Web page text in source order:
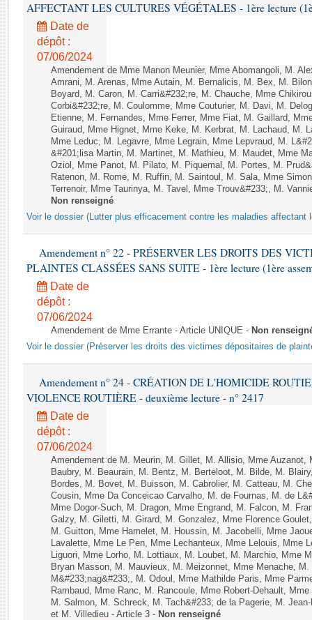
Rapports sur l'application des lois
Baromètre de l’application des lois
Budget et sécurité sociale
Questions écrites et orales
Comptes rendus des débats
AFFECTANT LES CULTURES VÉGÉTALES - 1ère lecture
Date de
dépôt :
07/06/2024
Amendement de Mme Manon Meunier, Mme Abomangoli, M.
Amrani, M. Arenas, Mme Autain, M. Bernalicis, M. Bex, M.
Boyard, M. Caron, M. Carri&#232;re, M. Chauche, Mme
Corbi&#232;re, M. Coulomme, Mme Couturier, M. Davi, M.
Etienne, M. Fernandes, Mme Ferrer, Mme Fiat, M. Gaillard,
Guiraud, Mme Hignet, Mme Keke, M. Kerbrat, M. Lachaud, M.
Mme Leduc, M. Legavre, Mme Legrain, Mme Lepvraud, M.
&#201;lisa Martin, M. Martinet, M. Mathieu, M. Maudet, Mme
Oziol, Mme Panot, M. Pilato, M. Piquemal, M. Portes, M.
Ratenon, M. Rome, M. Ruffin, M. Saintoul, M. Sala, Mme
Terrenoir, Mme Taurinya, M. Tavel, Mme Trouv&#233;, M.
Non renseigné
Voir le dossier (Lutter plus efficacement contre les maladies affectant
Amendement n° 22 - PRÉSERVER LES DROITS DES
PLAINTES CLASSÉES SANS SUITE - 1ère lecture (1ère
Date de
dépôt :
07/06/2024
Amendement de Mme Errante - Article UNIQUE - Non
Voir le dossier (Préserver les droits des victimes dépositaires de
Amendement n° 24 - CRÉATION DE L'HOMICIDE
VIOLENCE ROUTIÈRE - deuxième lecture - n° 2417
Date de
dépôt :
07/06/2024
Amendement de M. Meurin, M. Gillet, M. Allisio, Mme Auzanot,
Baubry, M. Beaurain, M. Bentz, M. Berteloot, M. Bilde, M.
Bordes, M. Bovet, M. Buisson, M. Cabrolier, M. Catteau, M.
Cousin, Mme Da Conceicao Carvalho, M. de Fournas, M. de
Mme Dogor-Such, M. Dragon, Mme Engrand, M. Falcon, M.
Galzy, M. Giletti, M. Girard, M. Gonzalez, Mme Florence
M. Guitton, Mme Hamelet, M. Houssin, M. Jacobelli, Mme
Lavalette, Mme Le Pen, Mme Lechanteux, Mme Lelouis, Mme
Liguori, Mme Lorho, M. Lottiaux, M. Loubet, M. Marchio, Mme
Bryan Masson, M. Mauvieux, M. Meizonnet, Mme Menache,
M&#233;nag&#233;, M. Odoul, Mme Mathilde Paris, Mme
Rambaud, Mme Ranc, M. Rancoule, Mme Robert-Dehault,
M. Salmon, M. Schreck, M. Tach&#233; de la Pagerie, M.
et M. Villedieu - Article 3 - Non renseigné